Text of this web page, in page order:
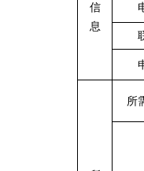
信
息
所